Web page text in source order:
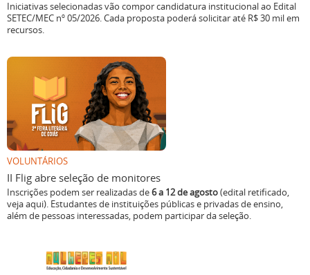
Iniciativas selecionadas vão compor candidatura institucional ao Edital
SETEC/MEC nº 05/2026. Cada proposta poderá solicitar até R$ 30 mil em
recursos.
VOLUNTÁRIOS
II Flig abre seleção de monitores
Inscrições podem ser realizadas de6 a 12 de agosto(edital retificado,
veja aqui). Estudantes de instituições públicas e privadas de ensino,
além de pessoas interessadas, podem participar da seleção.